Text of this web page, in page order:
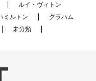
ルイ・ヴィトン
ミルトン
グラハム
未分類